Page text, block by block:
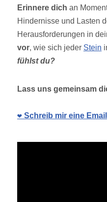
Erinnere dich an
Hindernisse und Lasten
Herausforderungen in
vor, wie sich jeder Stein
fühlst du?
Lass uns gemeinsam
❤️ Schreib mir eine